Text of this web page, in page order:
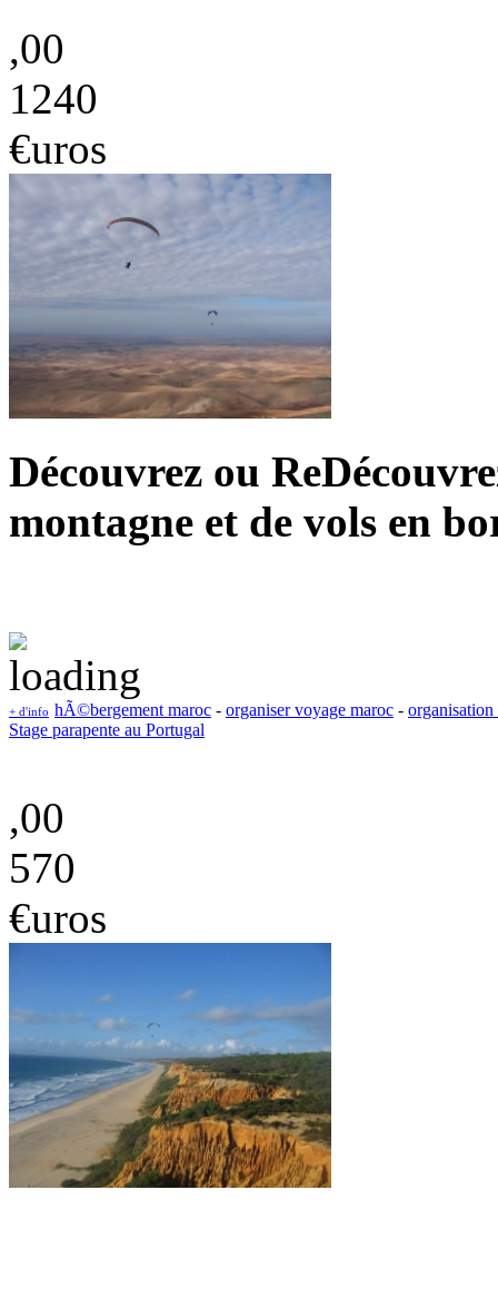
,00
1240
€uros
Découvrez ou
montagne et de vols en
+ d'info hÃ©bergement maroc - organiser voyage maroc -
Stage parapente au Portugal
,00
570
€uros